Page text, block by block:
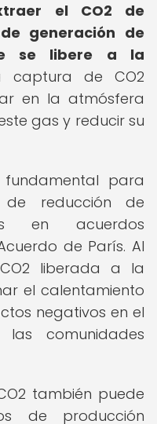
el CO2 de
generación de
se libere a la
captura de CO2
en la atmósfera
gas y reducir su
para
de reducción de
en acuerdos
de París. Al
liberada a la
el calentamiento
negativos en el
comunidades
también puede
de producción